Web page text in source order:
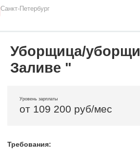
Санкт-Петербург
Уборщица/
Заливе "
Уровень зарплаты
от 109 200 руб/мес
Требования: